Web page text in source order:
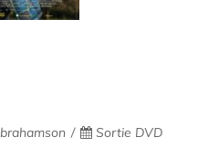
Sortie DVD